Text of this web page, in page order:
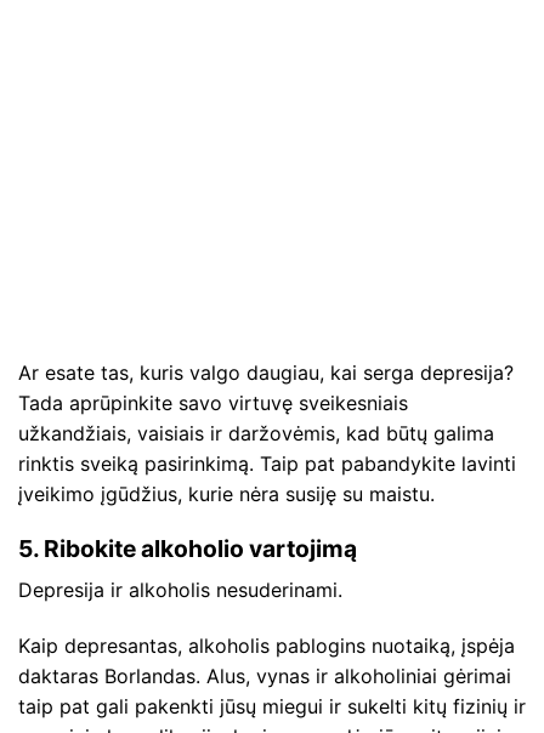
Ar esate tas, kuris valgo daugiau, kai serga depresija?
Tada aprūpinkite savo virtuvę sveikesniais
užkandžiais, vaisiais ir daržovėmis, kad būtų galima
rinktis sveiką pasirinkimą. Taip pat pabandykite lavinti
įveikimo įgūdžius, kurie nėra susiję su maistu.
5. Ribokite alkoholio vartojimą
Depresija ir alkoholis nesuderinami.
Kaip depresantas, alkoholis pablogins nuotaiką, įspėja
daktaras Borlandas. Alus, vynas ir alkoholiniai gėrimai
taip pat gali pakenkti jūsų miegui ir sukelti kitų fizinių ir